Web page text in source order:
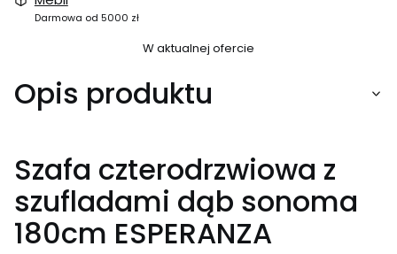
Darmowa od 5000 zł
W aktualnej ofercie
Opis produktu
Szafa czterodrzwiowa z
szufladami dąb sonoma
180cm ESPERANZA